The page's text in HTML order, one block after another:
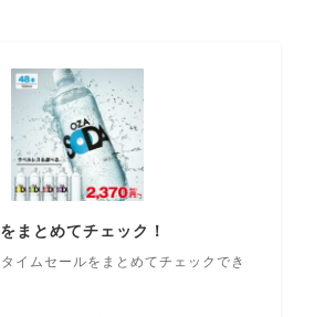
まとめてチェック！
イムセールをまとめてチェックでき